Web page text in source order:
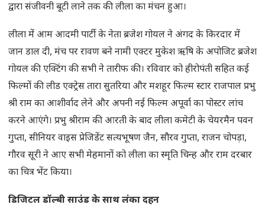
द्वारा संजीवनी बूटी लाने तक की लीला का मंचन हुआ।
लीला में आम आदमी पार्टी के नेता ब्रजेश गोयल ने अंगद के किरदार में
जान डाल दी, मंच पर रावण बने नामी एक्टर मुकेश ऋषि के अपोजिट ब्रजेश
गोयल की एक्टिंग की सभी ने तारीफ की। रविवार को हीरोपंती सहित कई
फिल्मों की लीड एक्ट्रेस तारा सुतरिया और मशहूर फिल्म स्टार राजपाल प्रभु
श्री राम का आशीर्वाद लेने और अपनी नई फिल्म अपूर्वा का पोस्टर लांच
करने आएंगे। प्रभु श्रीराम की आरती के बाद लीला कमेटी के चेयरमैन पवन
गुप्ता, सीनियर वाइस प्रेजिडेंट सत्यभूषण जैन, सौरव गुप्ता, राजन चोपड़ा,
गौरव सूरी ने आए सभी मेहमानों को लीला का स्मृति चिन्ह और राम दरबार
का चित्र भेंट किया।
डिजिटल डॉल्बी साउंड के साथ लंका दहन